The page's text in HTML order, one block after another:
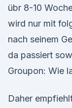
übr 8-10
wird nur mit
nach seinem
da passiert
Groupon: Wie
Daher